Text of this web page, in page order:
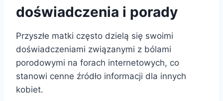
doświadczenia i porady
Przyszłe matki często dzielą się swoimi
doświadczeniami związanymi z bólami
porodowymi na forach internetowych, co
stanowi cenne źródło informacji dla innych
kobiet.